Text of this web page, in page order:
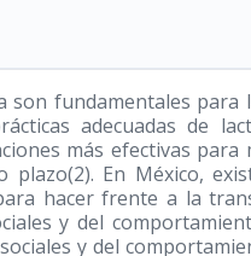
son fundamentales para
adecuadas de
más efectivas para
En México,
hacer frente a la
y del
y del